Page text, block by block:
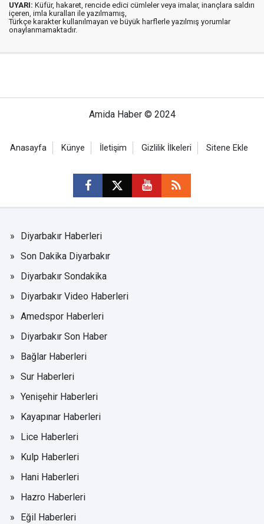
UYARI: Küfür, hakaret, rencide edici cümleler veya imalar, inançlara saldırı
içeren, imla kuralları ile yazılmamış,
Türkçe karakter kullanılmayan ve büyük harflerle yazılmış yorumlar
onaylanmamaktadır.
Amida Haber © 2024
Anasayfa Künye İletişim Gizlilik İlkeleri Sitene Ekle
Diyarbakır Haberleri
Son Dakika Diyarbakır
Diyarbakır Sondakika
Diyarbakır Video Haberleri
Amedspor Haberleri
Diyarbakır Son Haber
Bağlar Haberleri
Sur Haberleri
Yenişehir Haberleri
Kayapınar Haberleri
Lice Haberleri
Kulp Haberleri
Hani Haberleri
Hazro Haberleri
Eğil Haberleri